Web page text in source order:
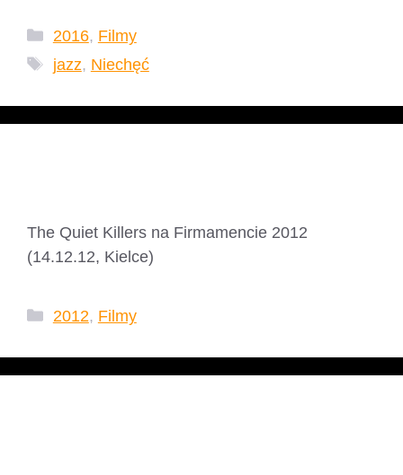
Kategorie
2016, Filmy
Tagi
jazz, Niechęć
The Quiet Killers na Firmamencie 2012
(14.12.12, Kielce)
Kategorie
2012, Filmy